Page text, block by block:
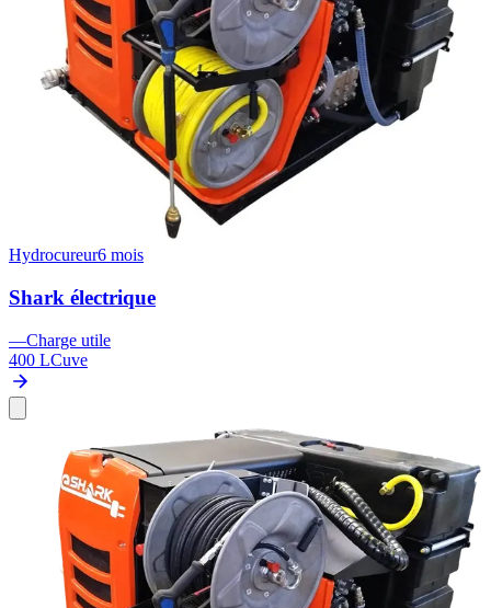
Hydrocureur6 mois
Shark électrique
—Charge utile
400 LCuve